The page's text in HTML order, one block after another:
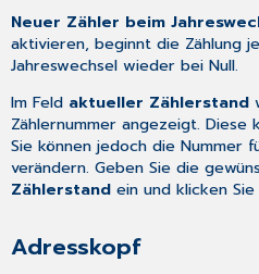
Neuer Zähler beim
aktivieren, beginnt die Zählung
Jahreswechsel wieder bei Null.
Im Feld aktueller Zählerstand
Zählernummer angezeigt.
Sie können jedoch die Nummer
verändern. Geben Sie die
Zählerstand ein und klicken
Adresskopf